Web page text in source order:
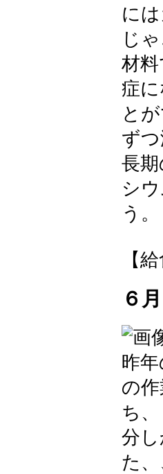
に
じ
材
症
と
ず
長
シ
う。
【
６
昨
の
ち
分
た